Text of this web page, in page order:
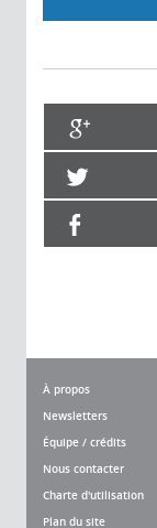
À propos
Newsletters
Équipe / crédits
Nous contacter
Charte d'utilisation
Plan du site